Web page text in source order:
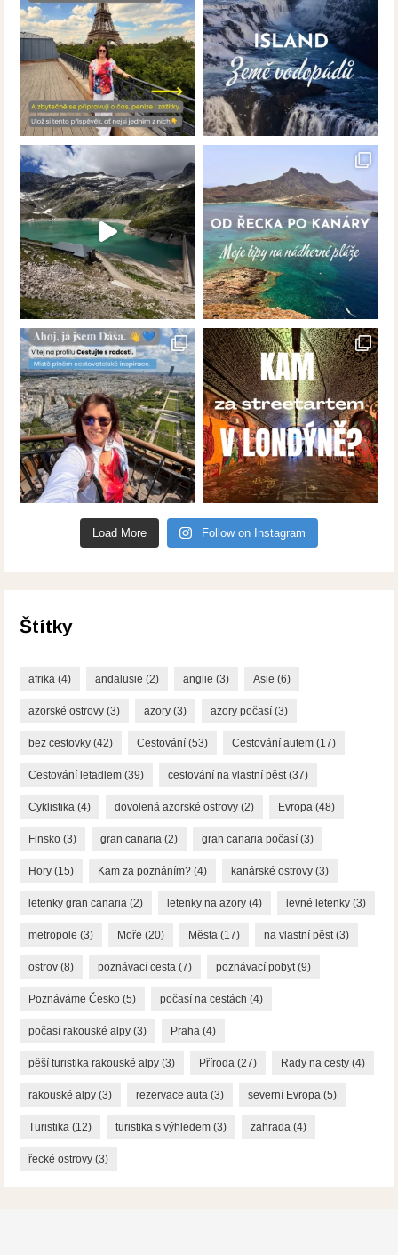
Load More Follow on Instagram
Štítky
afrika (4) andalusie (2) anglie (3) Asie (6)
azorské ostrovy (3) azory (3) azory počasí (3)
bez cestovky (42) Cestování (53) Cestování autem (17)
Cestování letadlem (39) cestování na vlastní pěst(37)
Cyklistika (4) dovolená azorské ostrovy (2) Evropa (48)
Finsko (3) gran canaria (2) gran canaria počasí (3)
Hory (15) Kam za poznáním? (4) kanárské ostrovy (3)
letenky gran canaria (2) letenky na azory (4) levné letenky (3)
metropole (3) Moře (20) Města (17) na vlastní pěst(3)
ostrov (8) poznávací cesta (7) poznávací pobyt(9)
Poznáváme Česko (5) počasí na cestách (4)
počasí rakouské alpy (3) Praha (4)
pěší turistika rakouské alpy (3) Příroda (27) Rady na cesty (4)
rakouské alpy (3) rezervace auta (3) severní Evropa (5)
Turistika (12) turistika s výhledem (3) zahrada (4)
řecké ostrovy (3)